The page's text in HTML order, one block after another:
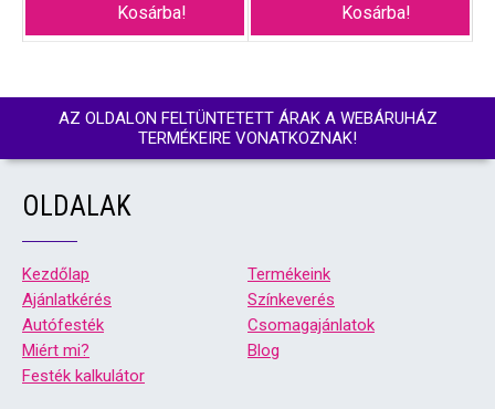
Kosárba! Kosárba!
AZ OLDALON FELTÜNTETETT ÁRAK A WEBÁRUHÁZ
TERMÉKEIRE VONATKOZNAK!
OLDALAK
Kezdőlap
Termékeink
Ajánlatkérés
Színkeverés
Autófesték
Csomagajánlatok
Miért mi?
Blog
Festék kalkulátor